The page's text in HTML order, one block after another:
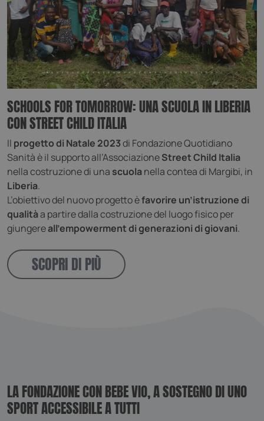
SCHOOLS FOR TOMORROW: UNA SCUOLA IN LIBERIA
CON STREET CHILD ITALIA
Il progetto di Natale 2023di Fondazione Quotidiano
Sanità è il supporto all’AssociazioneStreet Child Italia
nella costruzione di una scuolanella contea di Margibi, in
Liberia.
L’obiettivo del nuovo progetto èfavorire un’istruzione di
qualitàa partire dalla costruzione del luogo fisico per
giungereall’empowerment di generazioni di giovani.
SCOPRI DI PIÙ
LA FONDAZIONE CON BEBE VIO, A SOSTEGNO DI UNO
SPORT ACCESSIBILE A TUTTI